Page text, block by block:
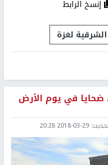
إنسخ الرابط
لغزة
في يوم الأرض
2018-03-29 20:28